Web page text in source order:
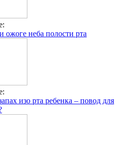
ожоге неба полости рта
изо рта ребенка – повод для